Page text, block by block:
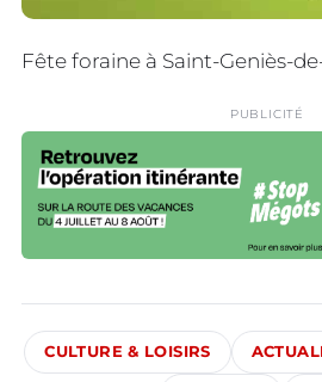
Fête foraine à Saint-Geniès-
PUBLICITÉ
CULTURE & LOISIRS